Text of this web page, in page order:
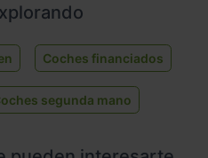
Coches financiados
segunda mano